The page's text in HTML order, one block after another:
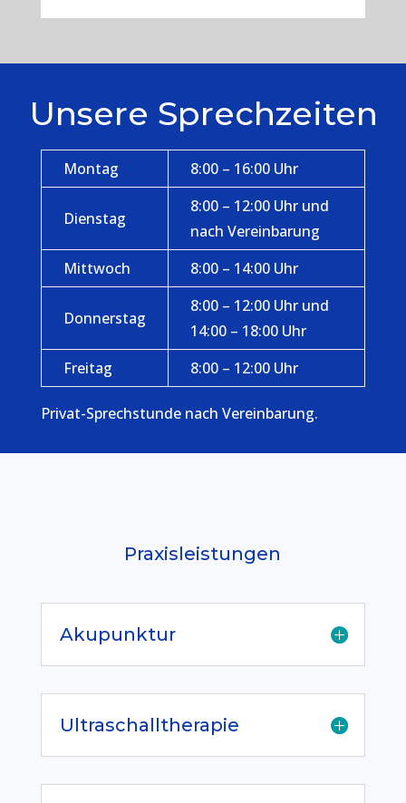
Unsere Sprechzeiten
Montag 8:00 – 16:00 Uhr
Dienstag
8:00 – 12:00 Uhr und
nach Vereinbarung
Mittwoch
8:00 – 14:00 Uhr
Donnerstag
8:00 – 12:00 Uhr und
14:00 – 18:00 Uhr
Freitag
8:00 – 12:00 Uhr
Privat-Sprechstunde nach Vereinbarung.
Praxisleistungen
Akupunktur
Ultraschalltherapie